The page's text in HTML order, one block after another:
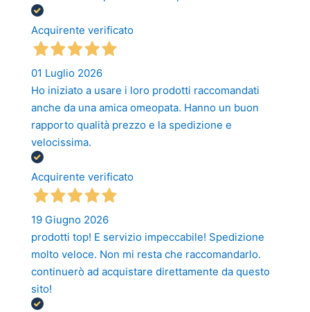
Acquirente verificato
01 Luglio 2026
Ho iniziato a usare i loro prodotti raccomandati
anche da una amica omeopata. Hanno un buon
rapporto qualità prezzo e la spedizione e
velocissima.
Acquirente verificato
19 Giugno 2026
prodotti top! E servizio impeccabile! Spedizione
molto veloce. Non mi resta che raccomandarlo.
continuerò ad acquistare direttamente da questo
sito!